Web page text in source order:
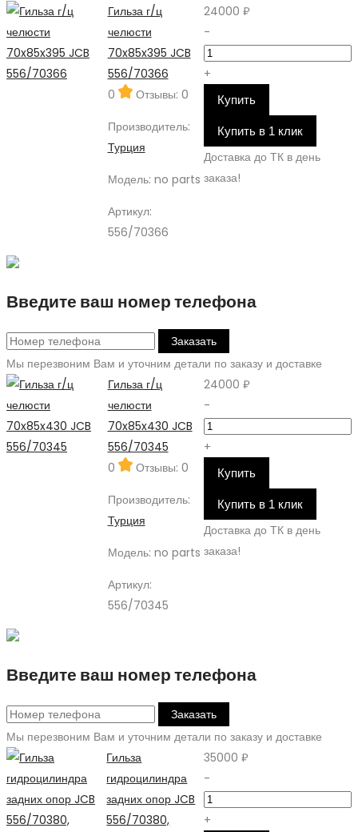
Гильза г/ц
челюсти
70x85x395 JCB
556/70366
0
Отзывы: 0
Производитель:
Турция
Модель: no parts
Артикул:
556/70366
24000 ₽
-
+
Купить
Купить в 1 клик
Доставка до ТК в день
заказа!
Введите ваш номер телефона
Заказать
Мы перезвоним Вам и уточним детали по заказу и доставке
Гильза г/ц
челюсти
70x85x430 JCB
556/70345
0
Отзывы: 0
Производитель:
Турция
Модель: no parts
Артикул:
556/70345
24000 ₽
-
+
Купить
Купить в 1 клик
Доставка до ТК в день
заказа!
Введите ваш номер телефона
Заказать
Мы перезвоним Вам и уточним детали по заказу и доставке
Гильза
гидроцилиндра
задних опор JCB
556/70380,
35000 ₽
-
+